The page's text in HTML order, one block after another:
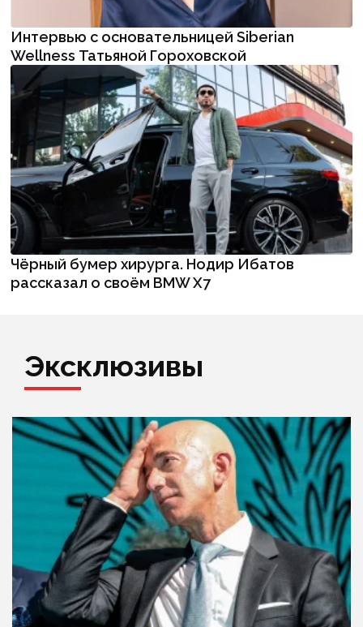
Интервью с основательницей Siberian
Wellness Татьяной Гороховской
Чёрный бумер хирурга. Нодир Ибатов
рассказал о своём BMW X7
Эксклюзивы